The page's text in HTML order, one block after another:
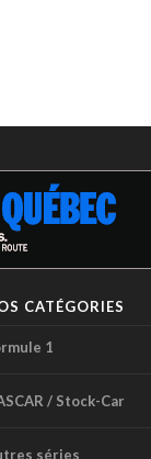
CATÉGORIES
1
/ Stock-Car
séries